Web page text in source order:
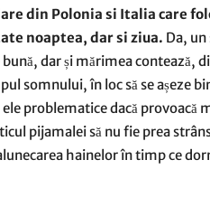
din Polonia si Italia care
noaptea, dar si ziua. Da, un
dar și mărimea contează,
somnului, în loc să se așeze
problematice dacă provoacă
pijamalei să nu fie prea
hainelor în timp ce